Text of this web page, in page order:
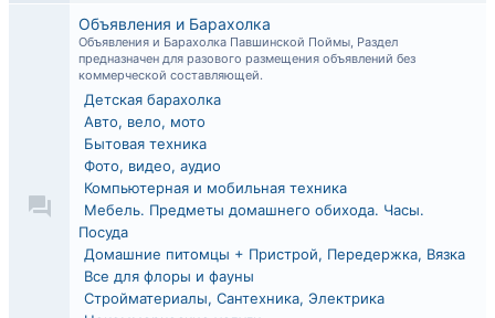
Объявления и Барахолка
Объявления и Барахолка Павшинской Поймы, Раздел
предназначен для разового размещения объявлений без
коммерческой составляющей.
Детская барахолка
Авто, вело, мото
Бытовая техника
Фото, видео, аудио
Компьютерная и мобильная техника
Мебель. Предметы домашнего обихода. Часы.
Посуда
Домашние питомцы + Пристрой, Передержка, Вязка
Все для флоры и фауны
Стройматериалы, Сантехника, Электрика